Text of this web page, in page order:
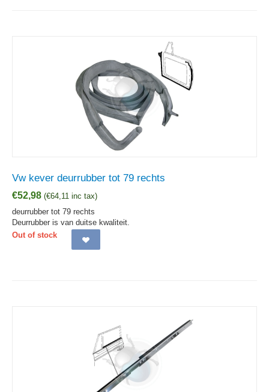
Vw kever deurrubber tot 79 rechts
€52,98 (€64,11 inc tax)
deurrubber tot 79 rechts
Deurrubber is van duitse kwaliteit.
Out of stock